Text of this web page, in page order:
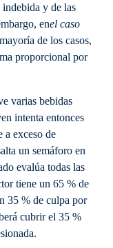
indebida y de las
enel caso
de los casos,
proporcional por
varias bebidas
intenta entonces
a exceso de
un semáforo en
evalúa todas las
tiene un 65 % de
35 % de culpa por
cubrir el 35 %